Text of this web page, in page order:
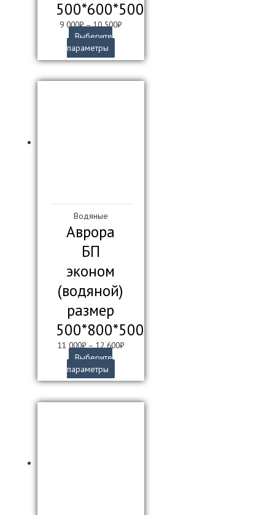
500*600*500
9 000₽–10 500₽
Выберите
параметры
товар
несколько
Водяные
Аврора
БП
эконом
(водяной)
размер
500*800*500
11 000₽–12 600₽
Выберите
параметры
товар
несколько